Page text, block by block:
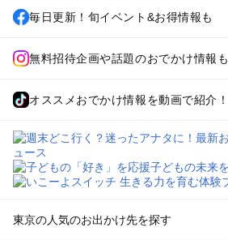
毎日更新！旬イベント&お得情報も
無料招待企画や話題のおでかけ情報も
オススメおでかけ情報を動画で紹介！
東京の人気のお出かけ先を探す